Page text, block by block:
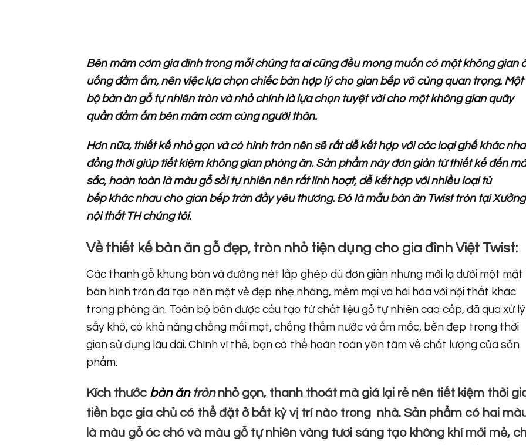
Bên mâm cơm gia đình trong mỗi chúng ta ai cũng đều mong muốn có một không gian
uống đầm ấm, nên việc lựa chọn chiếc bàn hợp lý cho gian bếp vô cùng quan trọng. Một
bộ bàn ăn gỗ tự nhiên tròn và nhỏ chính là lựa chọn tuyệt vời cho một không gian quây
quần đầm ấm bên mâm cơm cùng người thân.
Hơn nữa, thiết kế nhỏ gọn và có hình tròn nên sẽ rất dễ kết hợp với các loại ghế khác
đồng thời giúp tiết kiệm không gian phòng ăn. Sản phẩm này đơn giản từ thiết kế đến
sắc, hoàn toàn là màu gỗ sồi tự nhiên nên rất linh hoạt, dễ kết hợp với nhiều loại tủ
bếp khác nhau cho gian bếp tràn đầy yêu thương. Đó là mẫu bàn ăn Twist tròn tại Xưởng
nội thất TH chúng tôi.
Về thiết kế bàn ăn gỗ đẹp, tròn nhỏ tiện dụng cho gia đình Việt Twist:
Các thanh gỗ khung bàn và đường nét lắp ghép dù đơn giản nhưng mới lạ dưới một mặt
bàn hình tròn đã tạo nên một vẻ đẹp nhẹ nhàng, mềm mại và hài hòa với nội thất khác
trong phòng ăn. Toàn bộ bàn được cấu tạo từ chất liệu gỗ tự nhiên cao cấp, đã qua xử lý
sấy khô, có khả năng chống mối mọt, chống thấm nước và ẩm mốc, bền đẹp trong thời
gian sử dụng lâu dài. Chính vì thế, bạn có thể hoàn toàn yên tâm về chất lượng của sản
phẩm.
Kích thước bàn ăntrònnhỏ gọn, thanh thoát mà giá lại rẻ nên tiết kiệm thời
tiền bạc gia chủ có thể đặt ở bất kỳ vị trí nào trong nhà. Sản phẩm có hai
là màu gỗ óc chó và màu gỗ tự nhiên vàng tươi sáng tạo không khí mới mẻ,